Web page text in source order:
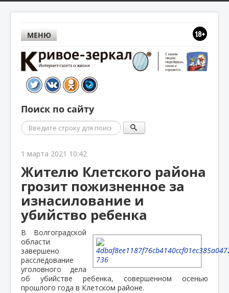
МЕНЮ
Поиск по сайту
Поиск
1 марта 2021 10:42
Жителю Клетского района
грозит пожизненное за
изнасилование и
убийство ребенка
В Волгоградской
области
завершено
расследование
уголовного дела
об убийстве ребенка, совершенном осенью
прошлого года в Клетском районе.